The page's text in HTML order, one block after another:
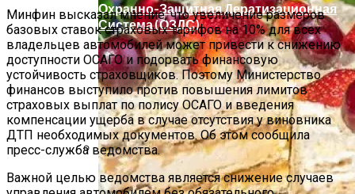
Как Правильно Выбрать Дом Для
Северной Стороны Участка
Охранно-Защитная Дератизационная
Система (ОЗДС)
Минфин высказал мнение, что увеличение размеров
базовых ставок страховых тарифов на 10% для всех
владельцев автомобилей может привести к снижению
доступности ОСАГО и подорвать финансовую
устойчивость страховщиков. Поэтому Министерство
финансов выступило против повышения лимитов
страховых выплат по полису ОСАГО и введения
компенсации ущерба в случае отсутствия у виновника
ДТП необходимых документов. Об этом сообщила
пресс-служба ведомства.
Важной целью ведомства является снижение случаев